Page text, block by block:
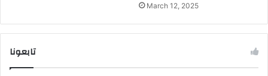
ل
ي
ض
ة
ع
د
March 12, 2025
تابعونا